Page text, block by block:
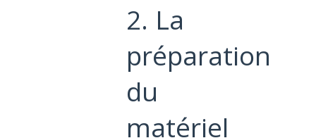
2. La
préparation
du
matériel